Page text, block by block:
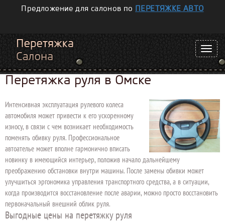
Предложение для салонов по ПЕРЕТЯЖКЕ АВТО
Перетяжка руля в Омске
Интенсивная эксплуатация рулевого колеса
автомобиля может привести к его ускоренному
износу, в связи с чем возникает необходимость
поменять обивку руля. Профессиональное
автоателье может вполне гармонично вписать
новинку в имеющийся интерьер, положив начало дальнейшему
преображению обстановки внутри машины. После замены обивки может
улучшиться эргономика управления транспортного средства, а в ситуации,
когда производится восстановление после аварии, можно просто восстановить
первоначальный внешний облик руля.
Выгодные цены на перетяжку руля